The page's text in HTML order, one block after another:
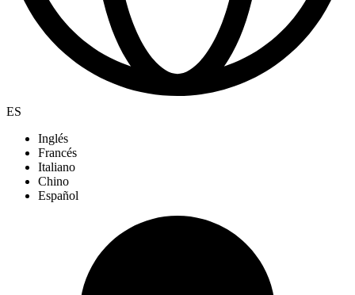
ES
Inglés
Francés
Italiano
Chino
Español